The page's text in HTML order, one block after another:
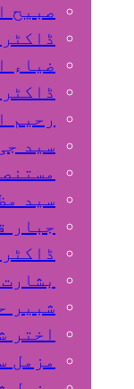
صبیح
ضیاء
رحیم
سید
سید
جبار
شبیر
اختر
مزمل